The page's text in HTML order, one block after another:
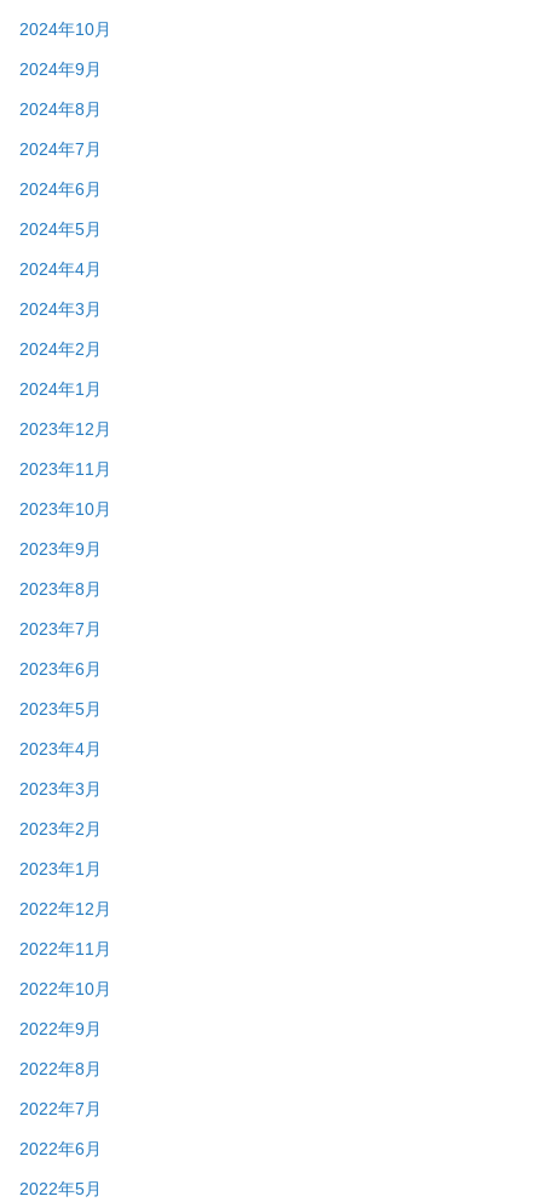
2024年10月
2024年9月
2024年8月
2024年7月
2024年6月
2024年5月
2024年4月
2024年3月
2024年2月
2024年1月
2023年12月
2023年11月
2023年10月
2023年9月
2023年8月
2023年7月
2023年6月
2023年5月
2023年4月
2023年3月
2023年2月
2023年1月
2022年12月
2022年11月
2022年10月
2022年9月
2022年8月
2022年7月
2022年6月
2022年5月